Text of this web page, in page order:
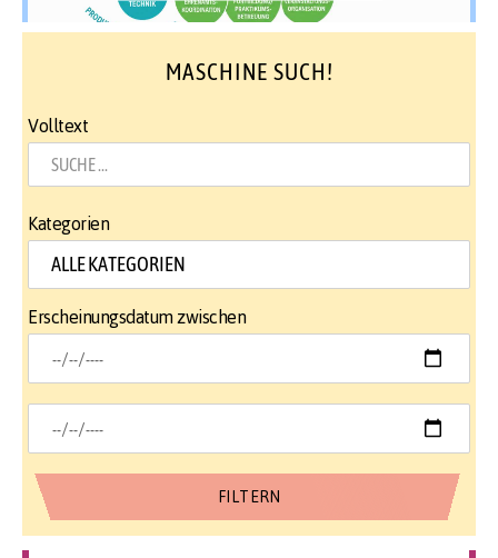
MASCHINE SUCH!
Volltext
Kategorien
Erscheinungsdatum zwischen